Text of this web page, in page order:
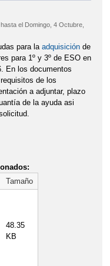
el Domingo, 4 Octubre,
para laadquisiciónde
para 1º y 3º de ESO en
En los documentos
de los
a adjuntar, plazo
de la ayuda asi
Tamaño
48.35
KB